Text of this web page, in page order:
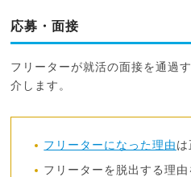
応募・面接
フリーターが就活の面接を通過
介します。
フリーターになった理由 は
フリーターを脱出する理由